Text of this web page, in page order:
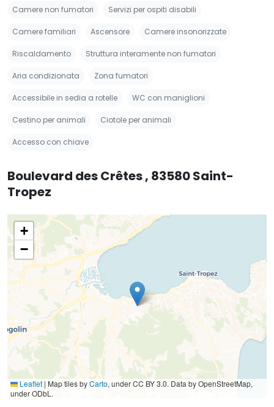
Camere non fumatori Servizi per ospiti disabili
Camere familiari Ascensore Camere insonorizzate
Riscaldamento Struttura interamente non fumatori
Aria condizionata Zona fumatori
Accessibile in sedia a rotelle WC con maniglioni
Cestino per animali Ciotole per animali
Accesso con chiave
Boulevard des Crêtes , 83580 Saint-
Tropez
+
−
Leaflet | Map tiles byCarto, under CC BY 3.0. Data by OpenStreetMap,
under ODbL.